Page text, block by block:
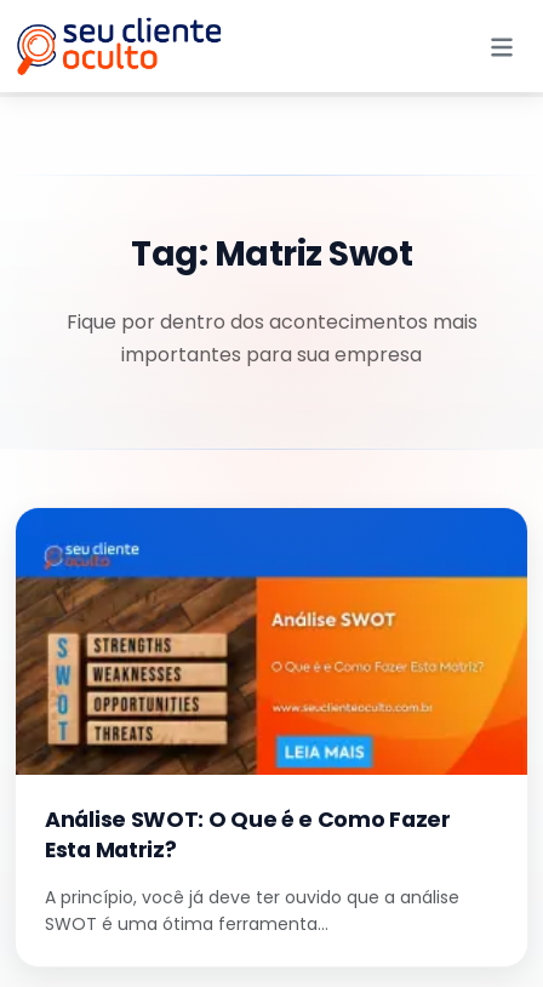
Tag: Matriz Swot
Fique por dentro dos acontecimentos mais
importantes para sua empresa
Análise SWOT: O Que é e Como Fazer
Esta Matriz?
A princípio, você já deve ter ouvido que a análise
SWOT é uma ótima ferramenta…